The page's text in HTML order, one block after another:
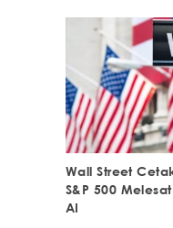
Wall Street
S&P 500
AI